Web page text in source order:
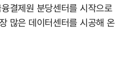
결제원 분당센터를 시작으로
많은 데이터센터를 시공해 온